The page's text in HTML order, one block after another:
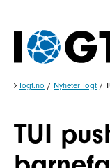
Iogt.no / Nyheter Iogt /
TUI